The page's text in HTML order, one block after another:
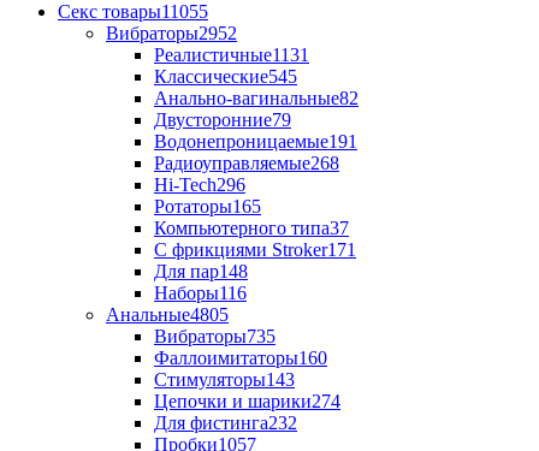
Секс товары11055
Вибраторы2952
Реалистичные1131
Классические545
Анально-вагинальные82
Двусторонние79
Водонепроницаемые191
Радиоуправляемые268
Hi-Tech296
Ротаторы165
Компьютерного типа37
С фрикциями Stroker171
Для пар148
Наборы116
Анальные4805
Вибраторы735
Фаллоимитаторы160
Стимуляторы143
Цепочки и шарики274
Для фистинга232
Пробки1057